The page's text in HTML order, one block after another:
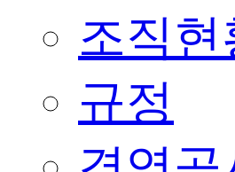
조직현
규정